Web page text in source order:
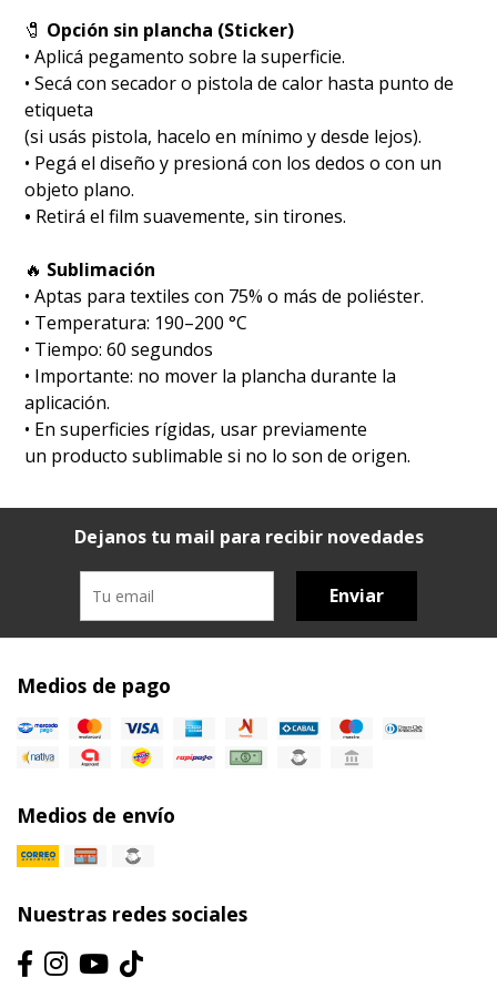
🧷 Opción sin plancha (Sticker)
• Aplicá pegamento sobre la superficie.
• Secá con secador o pistola de calor hasta punto de
etiqueta
(si usás pistola, hacelo en mínimo y desde lejos).
• Pegá el diseño y presioná con los dedos o con un
objeto plano.
• Retirá el film suavemente, sin tirones.
🔥 Sublimación
•⁠ ⁠Aptas para textiles con 75% o más de poliéster.
•⁠ ⁠Temperatura: 190–200 °C
•⁠ ⁠Tiempo: 60 segundos
•⁠ ⁠Importante: no mover la plancha durante la
aplicación.
•⁠ ⁠En superficies rígidas, usar previamente
un producto sublimable si no lo son de origen.
Dejanos tu mail para recibir novedades
Enviar
Medios de pago
Medios de envío
Nuestras redes sociales